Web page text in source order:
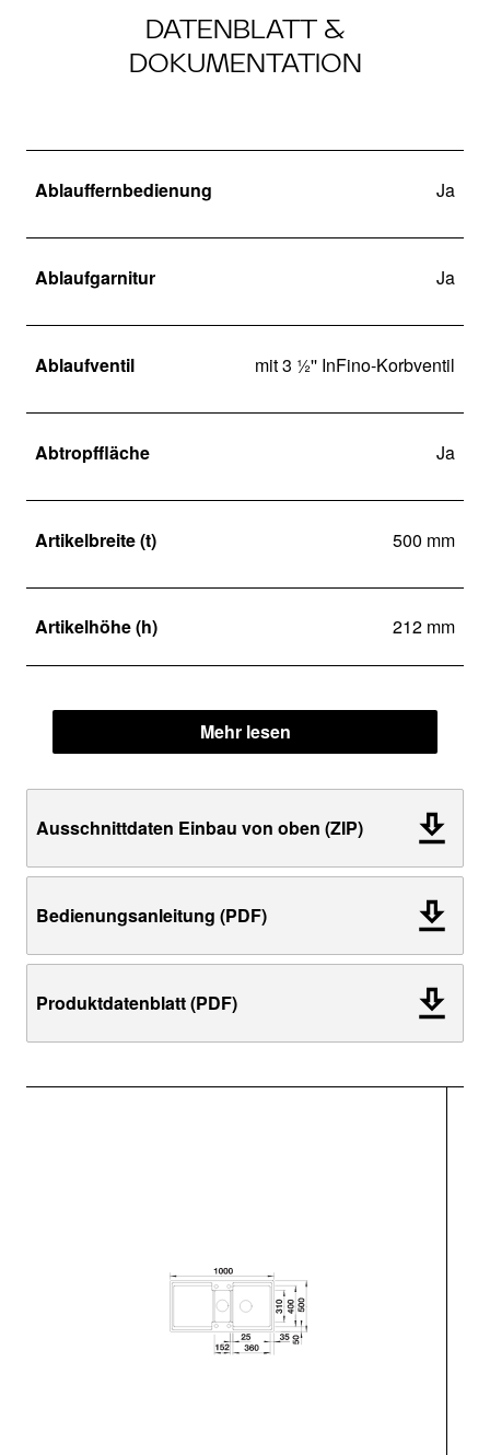
DATENBLATT &
DOKUMENTATION
Ablauffernbedienung Ja
Ablaufgarnitur Ja
Ablaufventil mit 3 ½'' InFino-Korbventil
Abtropffläche Ja
Artikelbreite (t) 500 mm
Artikelhöhe (h) 212 mm
Mehr lesen
Ausschnittdaten Einbau von oben (ZIP)
Bedienungsanleitung (PDF)
Produktdatenblatt (PDF)